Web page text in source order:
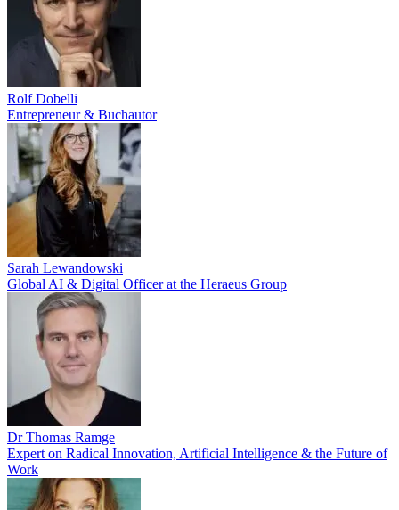
Rolf Dobelli
Entrepreneur & Buchautor
Sarah Lewandowski
Global AI & Digital Officer at the Heraeus Group
Dr Thomas Ramge
Expert on Radical Innovation, Artificial Intelligence & the Future of
Work